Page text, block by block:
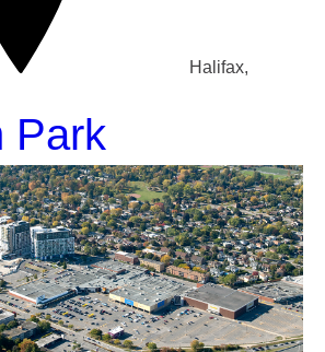
Halifax,
Park